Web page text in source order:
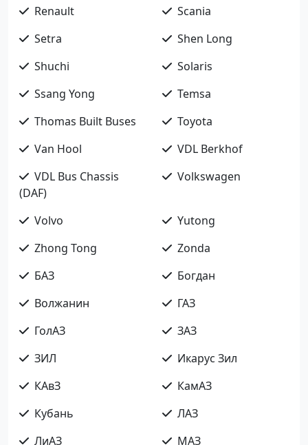
Renault
Scania
Setra
Shen Long
Shuchi
Solaris
Ssang Yong
Temsa
Thomas Built Buses
Toyota
Van Hool
VDL Berkhof
VDL Bus Chassis
(DAF)
Volkswagen
Volvo
Yutong
Zhong Tong
Zonda
БАЗ
Богдан
Волжанин
ГАЗ
ГолАЗ
ЗАЗ
ЗИЛ
Икарус Зил
КАвЗ
КамАЗ
Кубань
ЛАЗ
ЛиАЗ
МАЗ